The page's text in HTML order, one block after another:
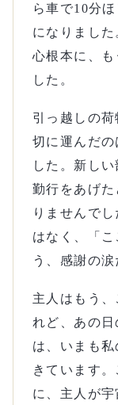
ら車で10分
になりまし
心根本に、も
した。
引っ越しの
切に運んだ
した。新し
勤行をあげた
りませんで
はなく、「
う、感謝の
主人はもう
れど、あの
は、いまも
きています
に、主人が